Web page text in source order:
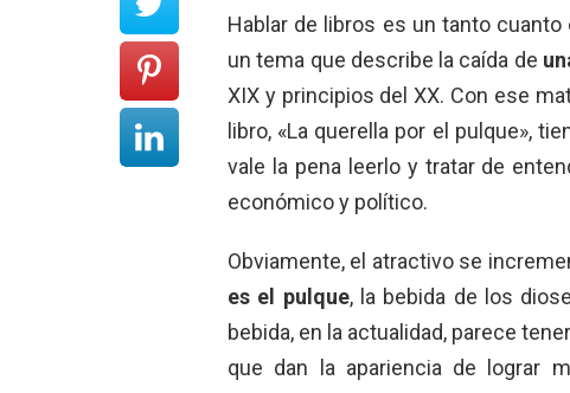
Hablar de libros es un tanto
un tema que describe la caída de
XIX y principios del XX. Con ese
libro, «La querella por el pulque»,
vale la pena leerlo y tratar de
económico y político.
Obviamente, el atractivo se
es el pulque, la bebida de los
bebida, en la actualidad, parece
que dan la apariencia de lograr